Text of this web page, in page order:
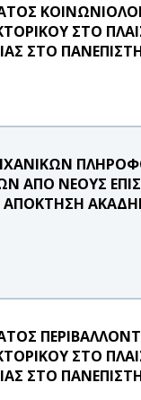
ΣΤΟ
ΣΤΟ
ΑΠΟ ΝΕΟΥΣ
ΣΤΟ
ΣΤΟ